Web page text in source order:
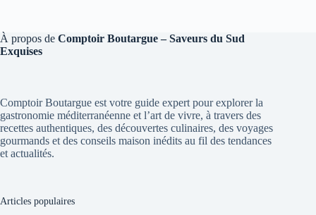
À propos de Comptoir Boutargue – Saveurs du Sud
Exquises
Comptoir Boutargue est votre guide expert pour explorer la
gastronomie méditerranéenne et l’art de vivre, à travers des
recettes authentiques, des découvertes culinaires, des voyages
gourmands et des conseils maison inédits au fil des tendances
et actualités.
Articles populaires